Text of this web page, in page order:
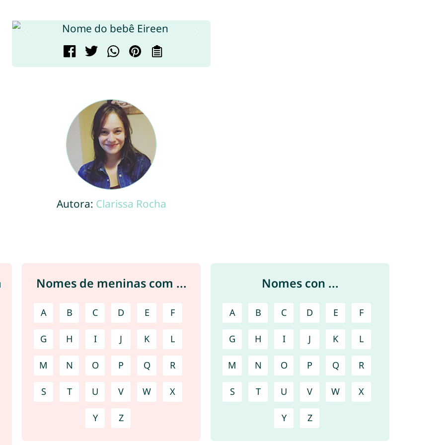
Autora: Clarissa Rocha
Nomes de meninas com ...
A B C D E F
G H I J K L
M N O P Q R
S T U V W X
Y Z
Nomes con ...
A B C D E F
G H I J K L
M N O P Q R
S T U V W X
Y Z